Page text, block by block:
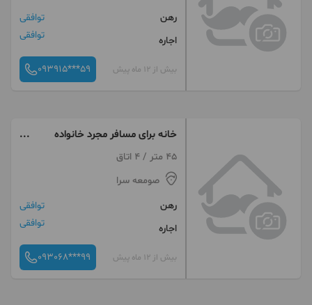
رهن
توافقی
اجاره
توافقی
بیش از 12 ماه پیش 093915***59
خانه برای مسافر مجرد خانواده
داخل شهر فومن
45 متر / 4 اتاق
صومعه سرا
رهن
توافقی
اجاره
توافقی
بیش از 12 ماه پیش 093068***99